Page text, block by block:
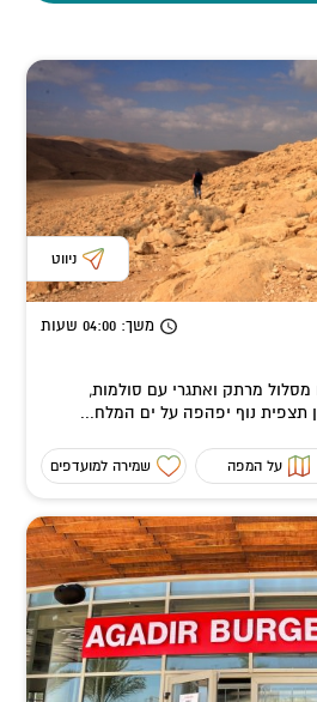
ניווט
משך: 04:00 שעות
מסלול מרתק ואתגרי עם סולמות,
תצפית נוף יפהפה על ים המלח...
על המפה שמירה למועדפים